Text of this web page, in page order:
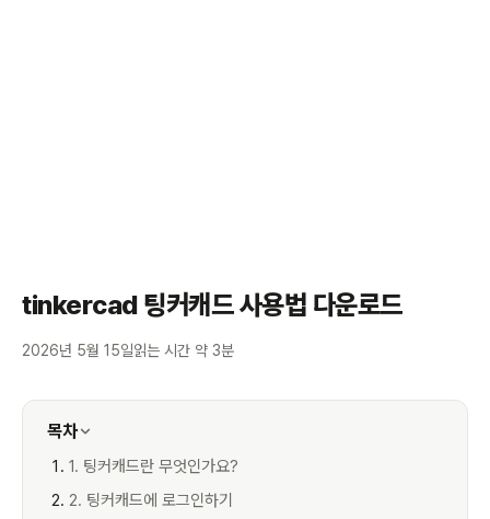
tinkercad 팅커캐드 사용법 다운로드
2026년 5월 15일읽는 시간 약 3분
목차
1. 팅커캐드란 무엇인가요?
2. 팅커캐드에 로그인하기